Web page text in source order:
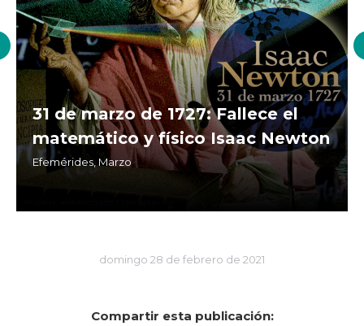
31 de marzo de 1727: Fallece el
matemático y físico Isaac Newton
Efemérides, Marzo
domingo 28 de febrero de 2021
Compartir esta publicación: